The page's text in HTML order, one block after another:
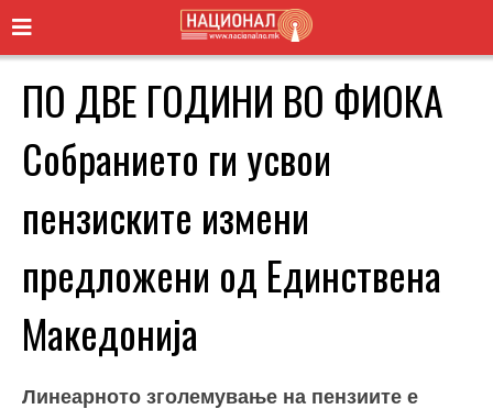
ПО ДВЕ ГОДИНИ ВО ФИОКА
Собранието ги усвои
пензиските измени
предложени од Единствена
Македонија
Линеарното зголемување на пензиите е